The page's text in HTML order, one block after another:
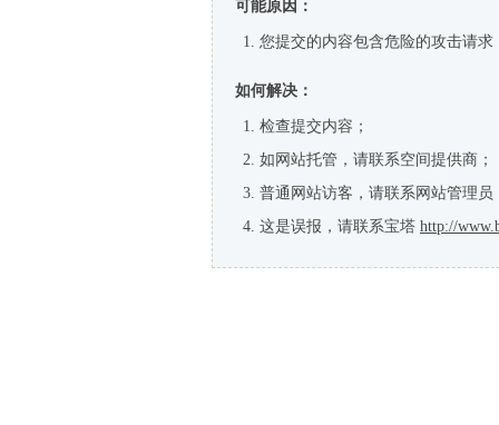
可能原因：
您提交的内容包含危险的攻击请求
如何解决：
检查提交内容；
如网站托管，请联系空间提供商；
普通网站访客，请联系网站管理员
这是误报，请联系宝塔 http://